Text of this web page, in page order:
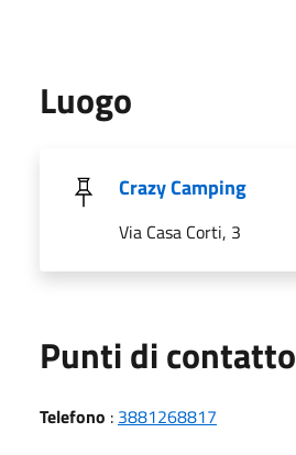
Luogo
Crazy Camping
Via Casa Corti, 3
Punti di contatto
Telefono : 3881268817